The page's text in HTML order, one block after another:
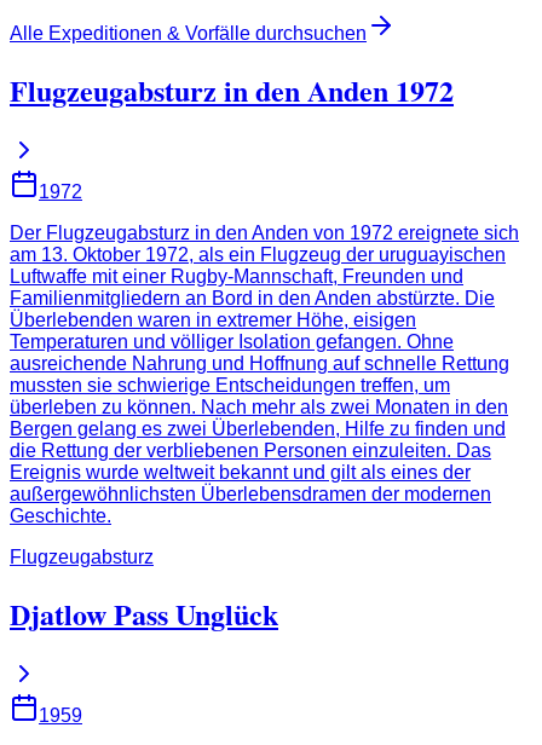
Alle Expeditionen & Vorfälle durchsuchen
Flugzeugabsturz in den Anden 1972
1972
Der Flugzeugabsturz in den Anden von 1972 ereignete sich
am 13. Oktober 1972, als ein Flugzeug der uruguayischen
Luftwaffe mit einer Rugby-Mannschaft, Freunden und
Familienmitgliedern an Bord in den Anden abstürzte. Die
Überlebenden waren in extremer Höhe, eisigen
Temperaturen und völliger Isolation gefangen. Ohne
ausreichende Nahrung und Hoffnung auf schnelle Rettung
mussten sie schwierige Entscheidungen treffen, um
überleben zu können. Nach mehr als zwei Monaten in den
Bergen gelang es zwei Überlebenden, Hilfe zu finden und
die Rettung der verbliebenen Personen einzuleiten. Das
Ereignis wurde weltweit bekannt und gilt als eines der
außergewöhnlichsten Überlebensdramen der modernen
Geschichte.
Flugzeugabsturz
Djatlow Pass Unglück
1959